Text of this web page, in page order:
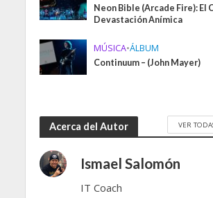
Neon Bible (Arcade Fire): El
Devastación Anímica
MÚSICA•ÁLBUM
Continuum – (John Mayer)
Acerca del Autor VER
Ismael Salomón
IT Coach